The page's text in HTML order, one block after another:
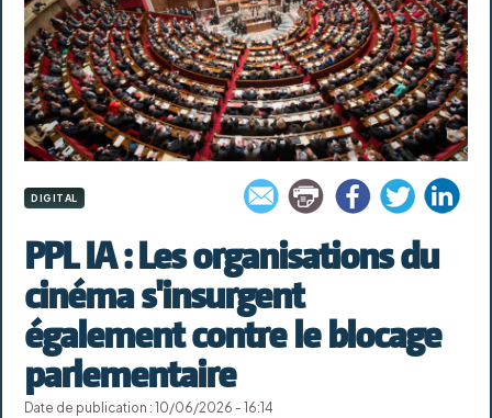
DIGITAL
PPL IA : Les organisations du
cinéma s'insurgent
également contre le blocage
parlementaire
Date de publication : 10/06/2026 - 16:14